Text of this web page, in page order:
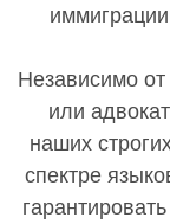
Независимо
или
наших
спектре